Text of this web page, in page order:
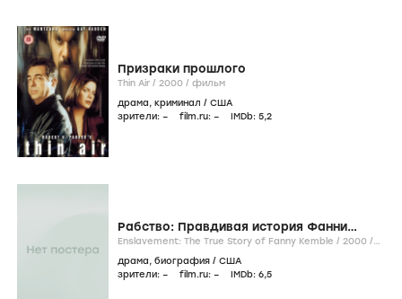
Призраки прошлого
Thin Air / 2000 / фильм
драма, криминал / США
зрители: – film.ru: – IMDb: 5,2
Рабство: Правдивая история Фанни
Кимбл
Enslavement: The True Story of Fanny Kemble / 2000 /
драма, биография / США
зрители: – film.ru: – IMDb: 6,5